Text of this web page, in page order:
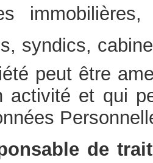
syndics,
peut être
activité et qui
de